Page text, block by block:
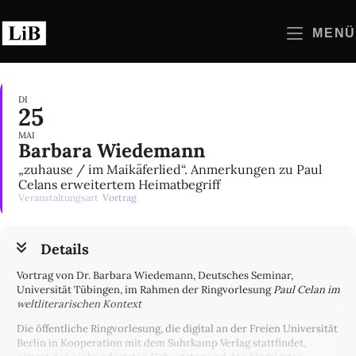
Inhalt
springen
MENÜ
DI
25
MAI
Barbara Wiedemann
„zuhause / im Maikäferlied“. Anmerkungen zu Paul
Celans erweitertem Heimatbegriff
Veranstaltungsart Vortrag
Details
Vortrag von Dr. Barbara Wiedemann, Deutsches Seminar,
Universität Tübingen, im Rahmen der RingvorlesungPaul Celan im
weltliterarischen Kontext
Die öffentliche Ringvorlesung, die digital an der Freien Universität
Berlin in Kooperation mit dem Suhrkamp Verlag stattfindet,